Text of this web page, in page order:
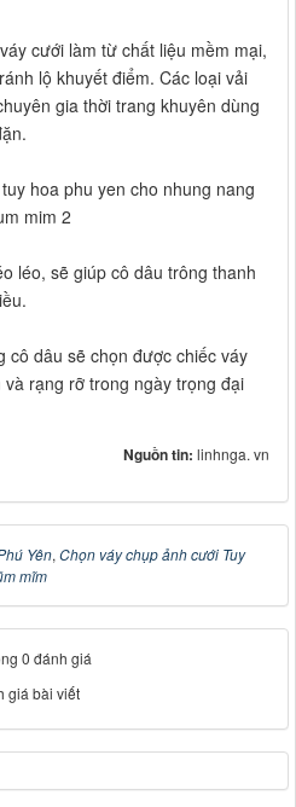
cưới làm từ chất liệu mềm mại,
lộ khuyết điểm. Các loại vải
gia thời trang khuyên dùng
léo, sẽ giúp cô dâu trông thanh
cô dâu sẽ chọn được chiếc váy
rạng rỡ trong ngày trọng đại
Nguồn tin: linhnga. vn
Yên, Chọn váy chụp ảnh cưới Tuy
mĩm
0 đánh giá
giá bài viết